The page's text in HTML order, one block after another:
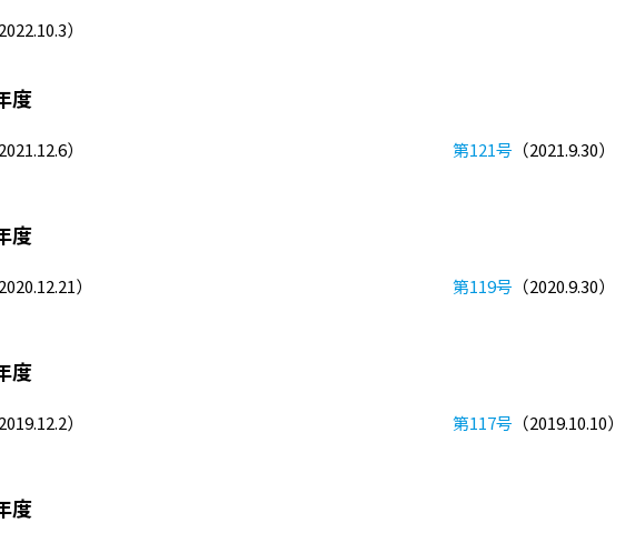
）
度
） 第121号 （2021.9.30）
度
） 第119号 （2020.9.30）
度
） 第117号 （2019.10.10）
度